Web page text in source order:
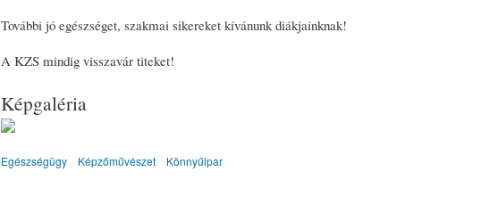
További jó egészséget, szakmai sikereket kívánunk diákjainknak!
A KZS mindig visszavár titeket!
Képgaléria
Egészségügy Képzőművészet Könnyűipar